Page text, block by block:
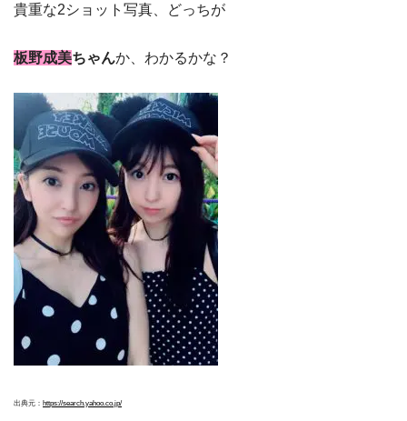
貴重な2ショット写真、どっちが
板野成美ちゃんか、わかるかな？
出典元： https://search.yahoo.co.jp/